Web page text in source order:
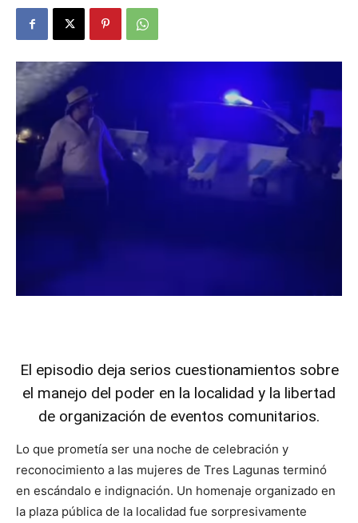
se
El episodio deja serios cuestionamientos sobre
el manejo del poder en la localidad y la libertad
de organización de eventos comunitarios.
Lo que prometía ser una noche de celebración y
reconocimiento a las mujeres de Tres Lagunas terminó
en escándalo e indignación. Un homenaje organizado en
la plaza pública de la localidad fue sorpresivamente